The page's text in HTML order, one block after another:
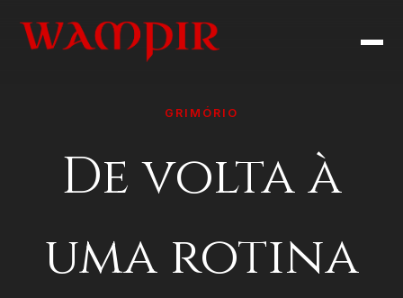
GRIMÓRIO
De volta à
uma rotina